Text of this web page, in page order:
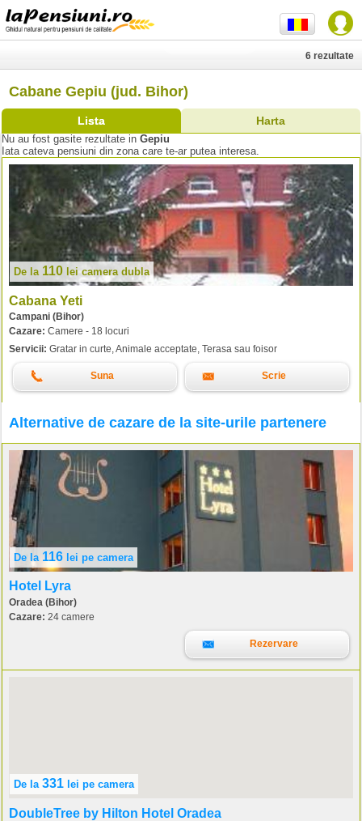
Cabane Gepiu (jud. Bihor)
Lista Harta
6 rezultate
Nu au fost gasite rezultate in Gepiu
Iata cateva pensiuni din zona care te-ar putea interesa.
De la 110 lei camera dubla
Cabana Yeti
Campani (Bihor)
Cazare: Camere - 18 locuri
Servicii: Gratar in curte, Animale acceptate, Terasa sau foisor
Suna Scrie
Alternative de cazare de la site-urile partenere
De la 116 lei pe camera
Hotel Lyra
Oradea (Bihor)
Cazare: 24 camere
Rezervare
De la 331 lei pe camera
DoubleTree by Hilton Hotel Oradea